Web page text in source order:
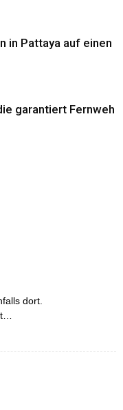
in Pattaya auf einen
garantiert Fernweh
dort.